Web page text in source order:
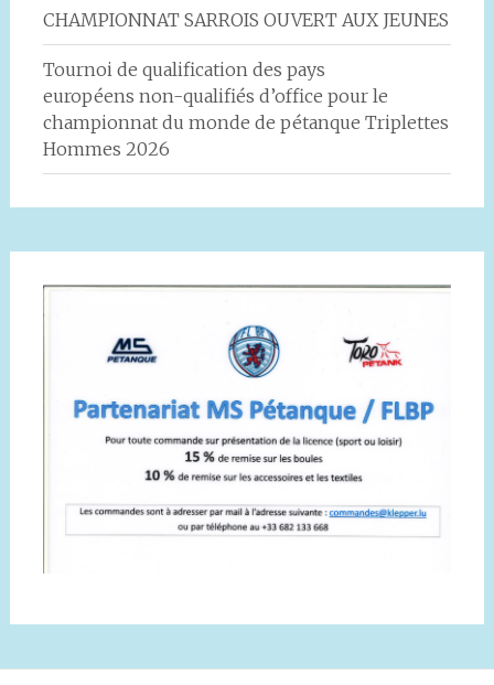
CHAMPIONNAT SARROIS OUVERT AUX JEUNES
Tournoi de qualification des pays
européens non-qualifiés d’office pour le
championnat du monde de pétanque Triplettes
Hommes 2026